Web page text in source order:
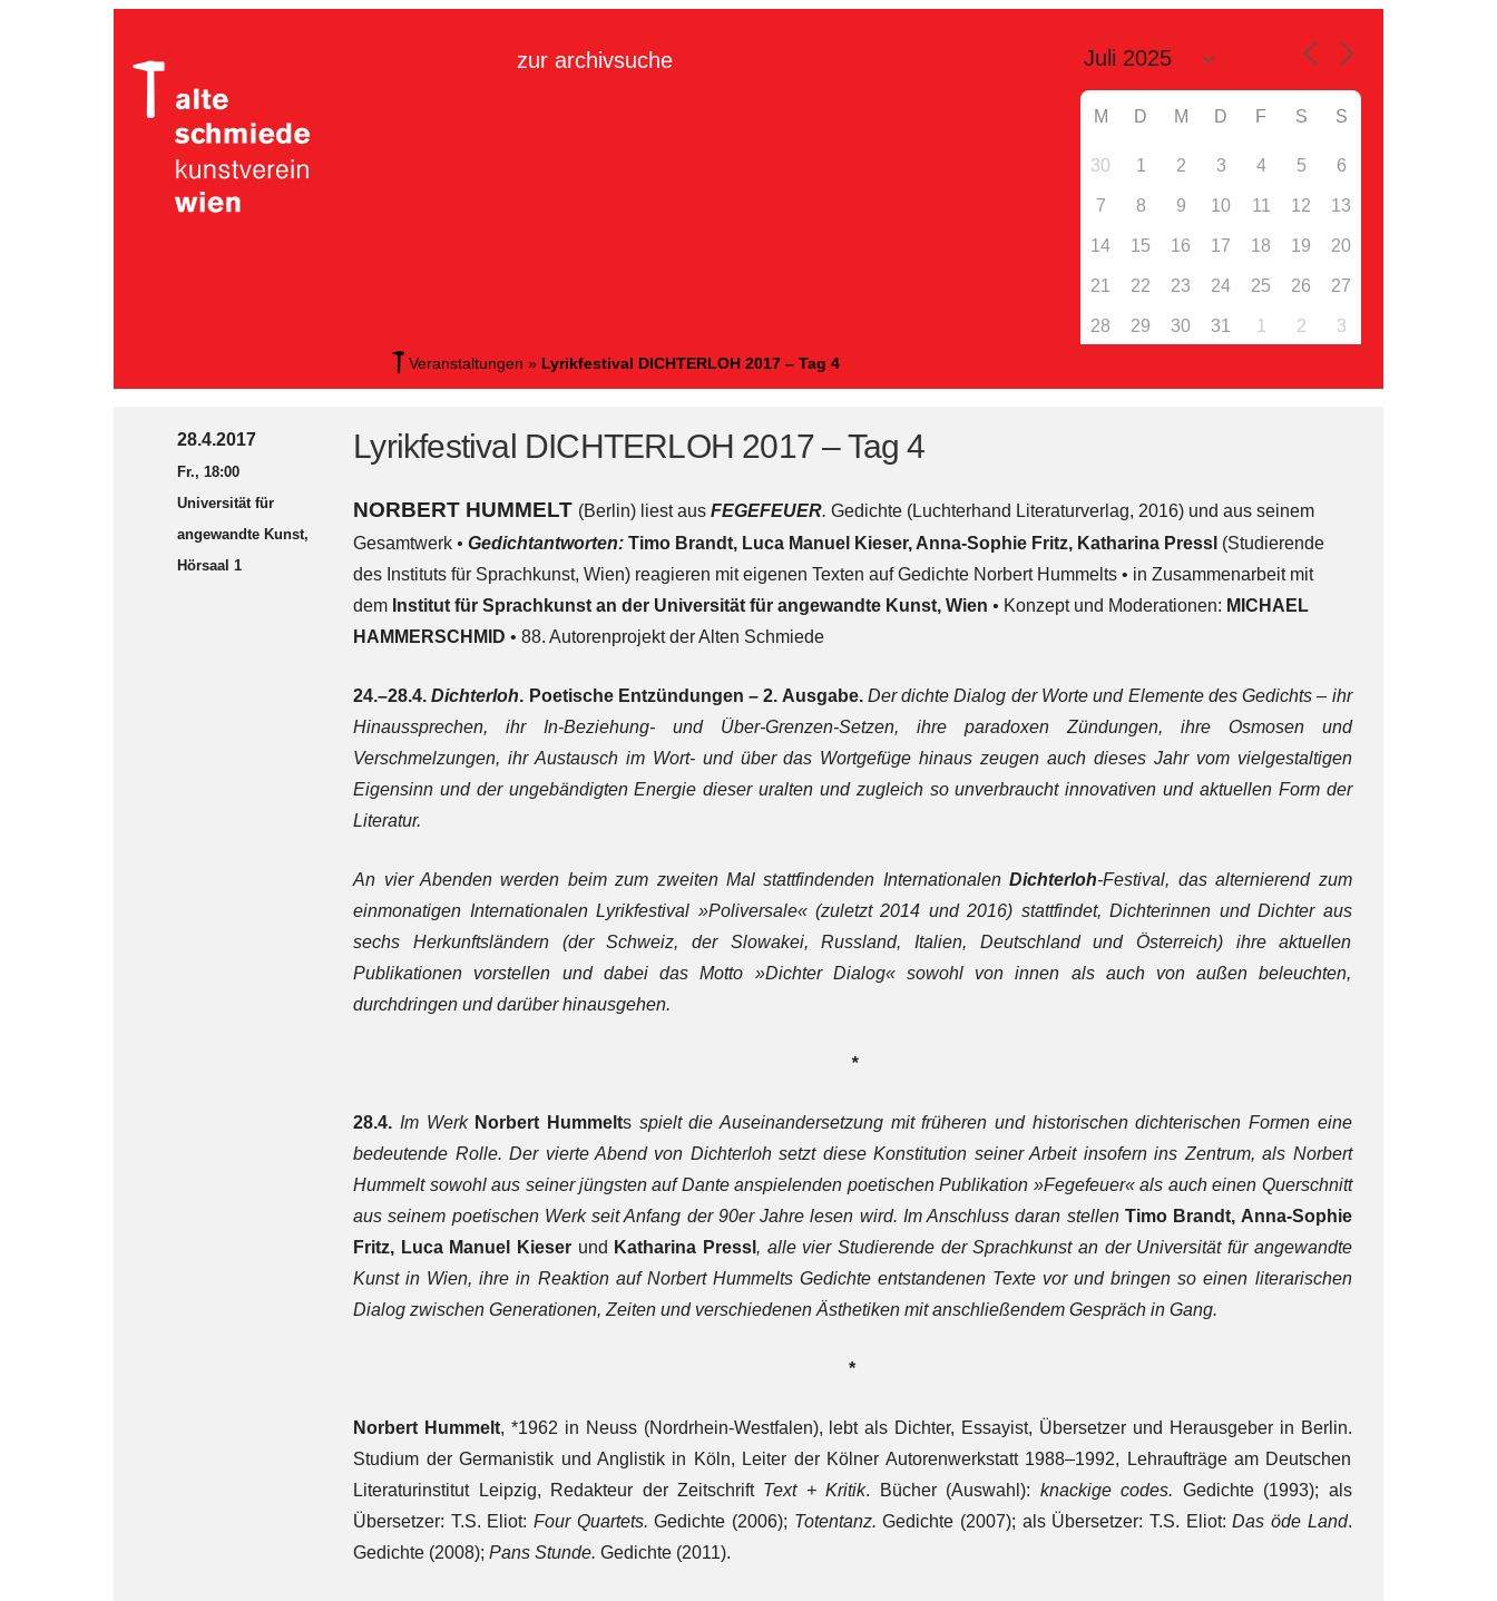
zur archivsuche
M D M D F S S
30 1 2 3 4 5 6
7 8 9 10 11 12 13
14 15 16 17 18 19 20
21 22 23 24 25 26 27
28 29 30 31 1 2 3
Veranstaltungen » Lyrikfestival DICHTERLOH 2017 – Tag 4
28.4.2017
Fr., 18:00
Universität für
angewandte Kunst,
Hörsaal 1
Lyrikfestival DICHTERLOH 2017 – Tag 4
NORBERT HUMMELT (Berlin) liest ausFEGEFEUER.Gedichte (Luchterhand Literaturverlag, 2016) und aus seinem
Gesamtwerk•Gedichtantworten: Timo Brandt, Luca Manuel Kieser, Anna-Sophie Fritz, Katharina Pressl (Studierende
des Instituts für Sprachkunst, Wien) reagieren mit eigenen Texten auf Gedichte Norbert Hummelts • in Zusammenarbeit mit
dem Institut für Sprachkunst an der Universität für angewandte Kunst, Wien• Konzept und Moderationen: MICHAEL
HAMMERSCHMID• 88. Autorenprojekt der Alten Schmiede
24.–28.4.Dichterloh. Poetische Entzündungen – 2. Ausgabe. Der dichte Dialog der Worte und Elemente des Gedichts – ihr
Hinaussprechen, ihr In-Beziehung- und Über-Grenzen-Setzen, ihre paradoxen Zündungen, ihre Osmosen und
Verschmelzungen, ihr Austausch im Wort- und über das Wortgefüge hinaus zeugen auch dieses Jahr vom vielgestaltigen
Eigensinn und der ungebändigten Energie dieser uralten und zugleich so unverbraucht innovativen und aktuellen Form der
Literatur.
An vier Abenden werden beim zum zweiten Mal stattfindenden InternationalenDichterloh-Festival, das alternierend zum
einmonatigen Internationalen Lyrikfestival »Poliversale« (zuletzt 2014 und 2016) stattfindet, Dichterinnen und Dichter aus
sechs Herkunftsländern (der Schweiz, der Slowakei, Russland, Italien, Deutschland und Österreich) ihre aktuellen
Publikationen vorstellen und dabei das Motto »Dichter Dialog« sowohl von innen als auch von außen beleuchten,
durchdringen und darüber hinausgehen.
*
28.4. Im Werk Norbert Hummeltsspielt die Auseinandersetzung mit früheren und historischen dichterischen Formen eine
bedeutende Rolle. Der vierte Abend von Dichterloh setzt diese Konstitution seiner Arbeit insofern ins Zentrum, als Norbert
Hummelt sowohl aus seiner jüngsten auf Dante anspielenden poetischen Publikation »Fegefeuer« als auch einen Querschnitt
aus seinem poetischen Werk seit Anfang der 90er Jahre lesen wird. Im Anschluss daran stellen Timo Brandt, Anna-Sophie
Fritz, Luca Manuel Kieser und Katharina Pressl , alle vier Studierende der Sprachkunst an der Universität für angewandte
Kunst in Wien, ihre in Reaktion auf Norbert Hummelts Gedichte entstandenen Texte vor und bringen so einen literarischen
Dialog zwischen Generationen, Zeiten und verschiedenen Ästhetiken mit anschließendem Gespräch in Gang.
*
Norbert Hummelt, *1962 in Neuss (Nordrhein-Westfalen), lebt als Dichter, Essayist, Übersetzer und Herausgeber in Berlin.
Studium der Germanistik und Anglistik in Köln, Leiter der Kölner Autorenwerkstatt 1988–1992, Lehraufträge am Deutschen
Literaturinstitut Leipzig, Redakteur der Zeitschrift Text + Kritik. Bücher (Auswahl): knackige codes. Gedichte (1993); als
Übersetzer: T.S. Eliot:Four Quartets.Gedichte (2006); Totentanz.Gedichte (2007); als Übersetzer: T.S. Eliot:Das öde Land.
Gedichte (2008);Pans Stunde. Gedichte (2011).